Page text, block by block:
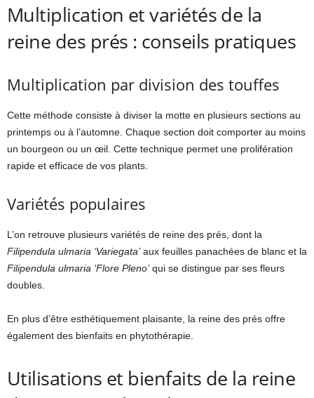
Multiplication et variétés de la
reine des prés : conseils pratiques
Multiplication par division des touffes
Cette méthode consiste à diviser la motte en plusieurs sections au
printemps ou à l’automne. Chaque section doit comporter au moins
un bourgeon ou un œil. Cette technique permet une prolifération
rapide et efficace de vos plants.
Variétés populaires
L’on retrouve plusieurs variétés de reine des prés, dont la
Filipendula ulmaria ‘Variegata’aux feuilles panachées de blanc et la
Filipendula ulmaria ‘Flore Pleno’qui se distingue par ses fleurs
doubles.
En plus d’être esthétiquement plaisante, la reine des prés offre
également des bienfaits en phytothérapie.
Utilisations et bienfaits de la reine